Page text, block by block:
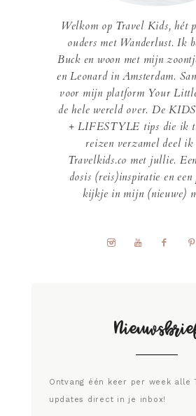
Welkom op Travel Kids, hét
ouders met Wanderlust. Ik
Buck en woon met mijn
en Leonard in Amsterdam.
voor mijn platform Your
de hele wereld over. De
+ LIFESTYLE tips die ik
reizen verzamel deel ik
Travelkids.co met jullie.
dosis (reis)inspiratie en
kijkje in mijn (nieuwe)
Ontvang één keer per week alle
updates direct in je inbox!